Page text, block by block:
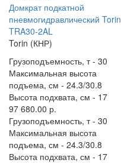
Домкрат подкатной
пневмогидравлический Torin
TRA30-2AL
Torin (КНР)
Грузоподъемность, т - 30
Максимальная высота
подъема, см - 24.3/30.8
Высота подхвата, см - 17
97 680.00 р.
Грузоподъемность, т - 30
Максимальная высота
подъема, см - 24.3/30.8
Высота подхвата, см - 17